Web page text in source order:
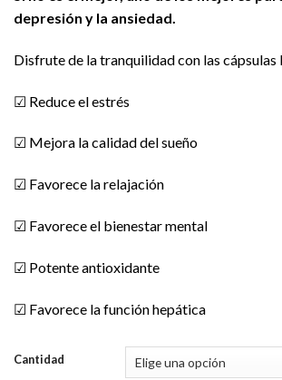
hasta
depresión y la ansiedad.
Disfrute de la tranquilidad con las cápsulas
☑ Reduce el estrés
☑ Mejora la calidad del sueño
☑ Favorece la relajación
☑ Favorece el bienestar mental
☑ Potente antioxidante
☑ Favorece la función hepática
Cantidad